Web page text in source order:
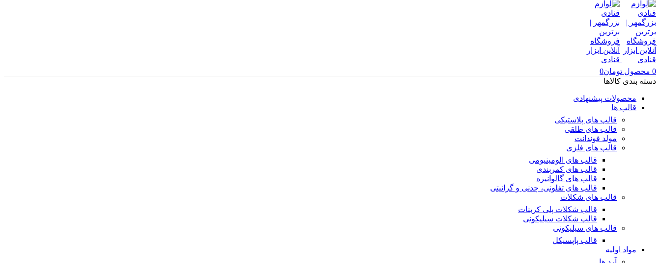
0 محصول تومان0
دسته بندی کالاها
محصولات پیشنهادی
قالب ها
قالب های پلاستیکی
قالب های طلقی
مولد فوندانت
قالب های فلزی
قالب های الومینیومی
قالب های کمربندی
قالب های گالوانیزه
قالب های تفلونی، چدنی و گرانیتی
قالب های شکلات
قالب شکلات پلی کربنات
قالب شکلات سیلیکونی
قالب های سیلیکونی
قالب پاپسیکل
مواد اولیه